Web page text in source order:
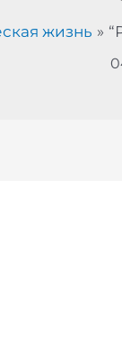
жизнь